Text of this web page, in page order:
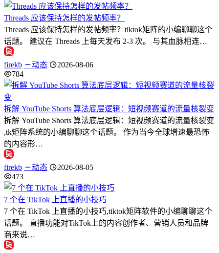
Threads 应该保持怎样的发帖频率？
Threads 应该保持怎样的发帖频率？tiktok矩阵的小编聊聊这个
话题。 建议在 Threads 上每天发布 2-3 次。 与其血脉相连…
firekb 动态
2026-08-06
784
拆解 YouTube Shorts 算法底层逻辑：短视频赛道的流量核裂变
拆解 YouTube Shorts 算法底层逻辑：短视频赛道的流量核裂变
,tk矩阵系统的小编聊聊这个话题。 作为当今全球增速最恐怖
的内容形…
firekb 动态
2026-08-05
473
7 个在 TikTok 上直播的小技巧
7 个在 TikTok 上直播的小技巧,tiktok矩阵软件的小编聊聊这个
话题。 直播功能对TikTok上的内容创作者、营销人员和品牌
商来说…